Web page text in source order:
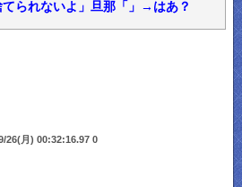
られないよ」旦那「」→はあ？
26(月) 00:32:16.97 0